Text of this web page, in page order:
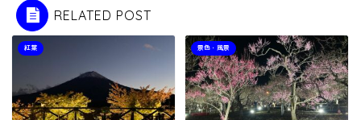
RELATED POST
紅葉 景色・風景